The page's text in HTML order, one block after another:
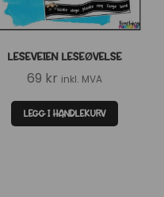
LESEVEIEN LESEØVELSE
69 kr inkl. MVA
LEGG I HANDLEKURV